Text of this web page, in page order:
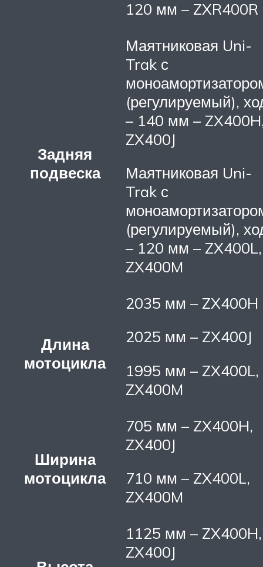
120 мм – ZXR400R
Задняя
подвеска
Маятниковая Uni-
Trak с
(регулируемый),
– 140 мм –
ZX400J
Маятниковая Uni-
Trak с
(регулируемый),
– 120 мм – ZX400L,
ZX400M
Длина
мотоцикла
2035 мм – ZX400H
2025 мм – ZX400J
1995 мм – ZX400L,
ZX400M
Ширина
мотоцикла
705 мм – ZX400H,
ZX400J
710 мм – ZX400L,
ZX400M
1125 мм – ZX400H,
ZX400J